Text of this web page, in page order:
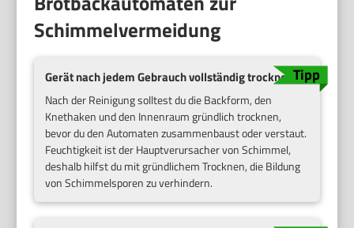
Schimmelvermeidung
Gerät nach jedem Gebrauch vollständig trocknen
Nach der Reinigung solltest du die Backform, den
Knethaken und den Innenraum gründlich trocknen,
bevor du den Automaten zusammenbaust oder verstaut.
Feuchtigkeit ist der Hauptverursacher von Schimmel,
deshalb hilfst du mit gründlichem Trocknen, die Bildung
von Schimmelsporen zu verhindern.